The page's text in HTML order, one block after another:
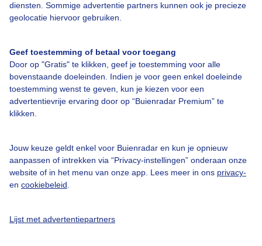
diensten. Sommige advertentie partners kunnen ook je precieze
geolocatie hiervoor gebruiken.
Geef toestemming of betaal voor toegang
Door op "Gratis" te klikken, geef je toestemming voor alle
bovenstaande doeleinden. Indien je voor geen enkel doeleinde
toestemming wenst te geven, kun je kiezen voor een
advertentievrije ervaring door op “Buienradar Premium” te
klikken.
Jouw keuze geldt enkel voor Buienradar en kun je opnieuw
aanpassen of intrekken via “Privacy-instellingen” onderaan onze
website of in het menu van onze app. Lees meer in ons privacy-
en cookiebeleid
Lijst met advertentiepartners
Bedrijfsgegevens
Contact
Toegankelijkheid
Gebruikersvoorwaarden
Privacy beleid
Cookie beleid
Gratis weerdata